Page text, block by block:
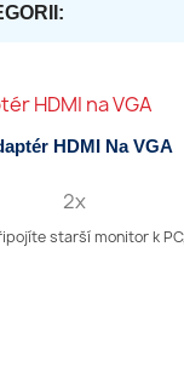
HDMI Na VGA
2x
starší monitor k